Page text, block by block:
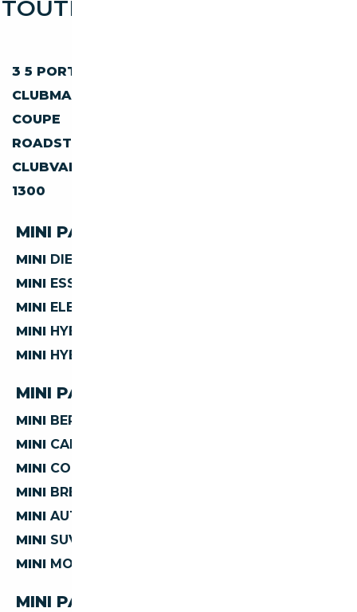
TOUTES LES OCCASIONS MINI
3 5 PORTES
CLUBMAN
COUPE
ROADSTER
CLUBVAN
1300
MINI PAR CARBURANT
MINI DIESEL
MINI ESSENCE
MINI ELECTRIQUE
MINI HYBRIDE ESSENCE
MINI HYBRIDE DIESEL
MINI PAR CARROSSERIE
MINI BERLINE
MINI CABRIOLET
MINI COUPE
MINI BREAK
MINI AUTRES
MINI SUV
MINI MONOSPACE
MINI PAR TRANSMISSION